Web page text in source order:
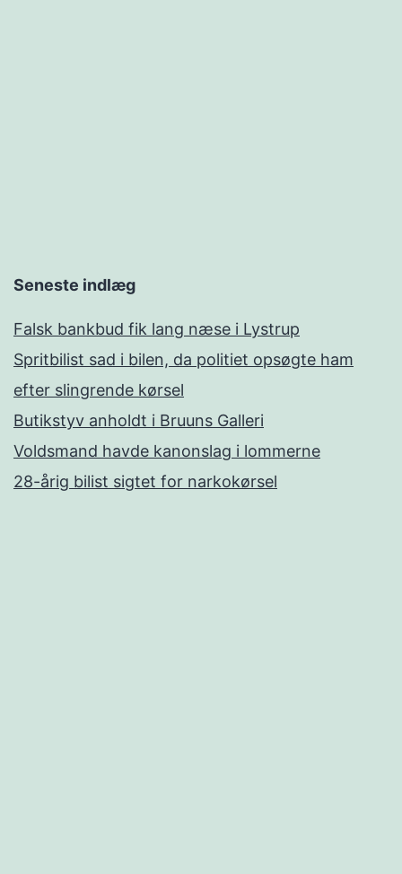
Seneste indlæg
Falsk bankbud fik lang næse i Lystrup
Spritbilist sad i bilen, da politiet opsøgte ham
efter slingrende kørsel
Butikstyv anholdt i Bruuns Galleri
Voldsmand havde kanonslag i lommerne
28-årig bilist sigtet for narkokørsel